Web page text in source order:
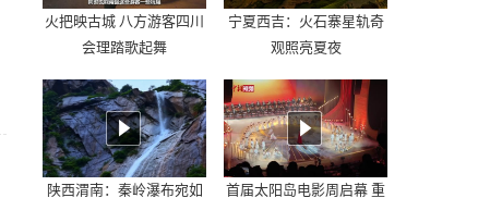
火把映古城 八方游客四川
会理踏歌起舞
宁夏西吉：火石寨星轨奇
观照亮夏夜
陕西渭南：秦岭瀑布宛如
首届太阳岛电影周启幕 重